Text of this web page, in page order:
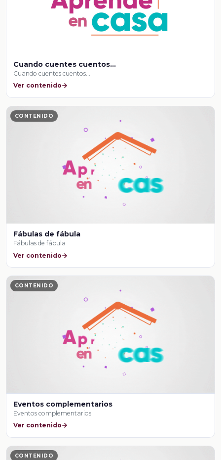
Cuando cuentes cuentos…
Cuando cuentes cuentos…
Ver contenido
CONTENIDO
Fábulas de fábula
Fábulas de fábula
Ver contenido
CONTENIDO
Eventos complementarios
Eventos complementarios
Ver contenido
CONTENIDO